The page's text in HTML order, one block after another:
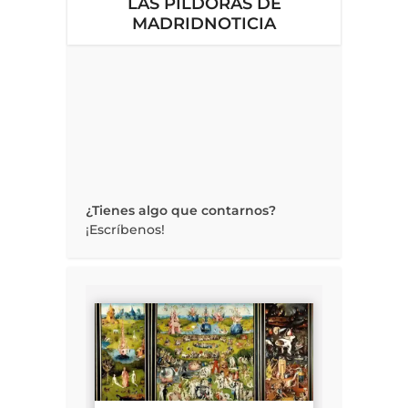
MADRIDNOTICIA
¿Tienes algo que contarnos?
¡Escríbenos!